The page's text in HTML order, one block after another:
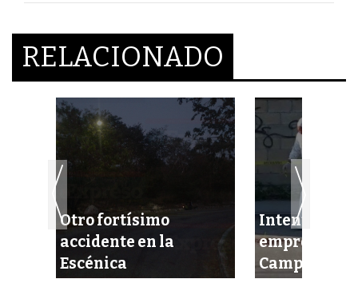
RELACIONADO
Otro fortísimo
accidente en la
Escénica
Intentan
empresario
Campeche